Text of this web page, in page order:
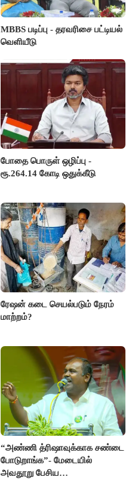
MBBS படிப்பு - தரவரிசை பட்டியல்
வெளியீடு
போதை பொருள் ஒழிப்பு -
ரூ.264.14 கோடி ஒதுக்கீடு
ரேஷன் கடை செயல்படும் நேரம்
மாற்றம்?
“அண்ணி த்ரிஷாவுக்காக சண்டை
போடுறாங்க”- மேடையில்
அவதூறு பேசிய